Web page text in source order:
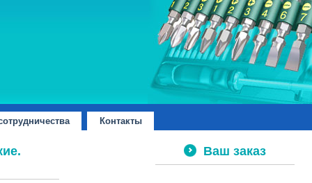
Контакты
Ваш заказ